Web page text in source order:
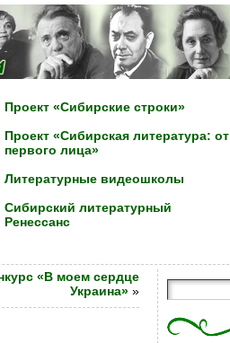
Проект «Сибирские строки»
Проект «Сибирская литература: от
первого лица»
Литературные видеошколы
Сибирский литературный
Ренессанс
«В моем сердце
Украина»»